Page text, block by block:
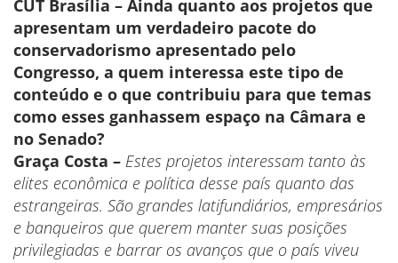
CUT Brasília – Ainda quanto aos projetos que
apresentam um verdadeiro pacote do
conservadorismo apresentado pelo
Congresso, a quem interessa este tipo de
conteúdo e o que contribuiu para que temas
como esses ganhassem espaço na Câmara e
no Senado?
Graça Costa – Estes projetos interessam tanto às
elites econômica e política desse país quanto das
estrangeiras. São grandes latifundiários, empresários
e banqueiros que querem manter suas posições
privilegiadas e barrar os avanços que o país viveu